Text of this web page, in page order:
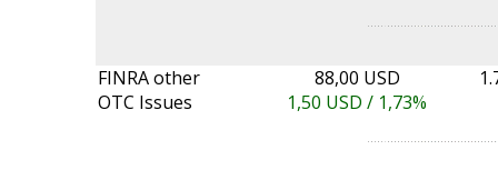
FINRA other
OTC Issues
88,00 USD
1,50 USD / 1,73%